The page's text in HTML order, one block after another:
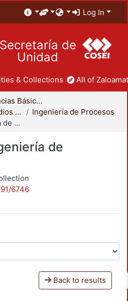
Log In
Secretaría de
Unidad
& Collections All of
División de Ciencias Básicas e Ingeniería
Coordinación de Estudios de Posgrado - CBI
Ingeniería de Procesos
Maestría en Ingeniería de Procesos
de
6746
Back to results